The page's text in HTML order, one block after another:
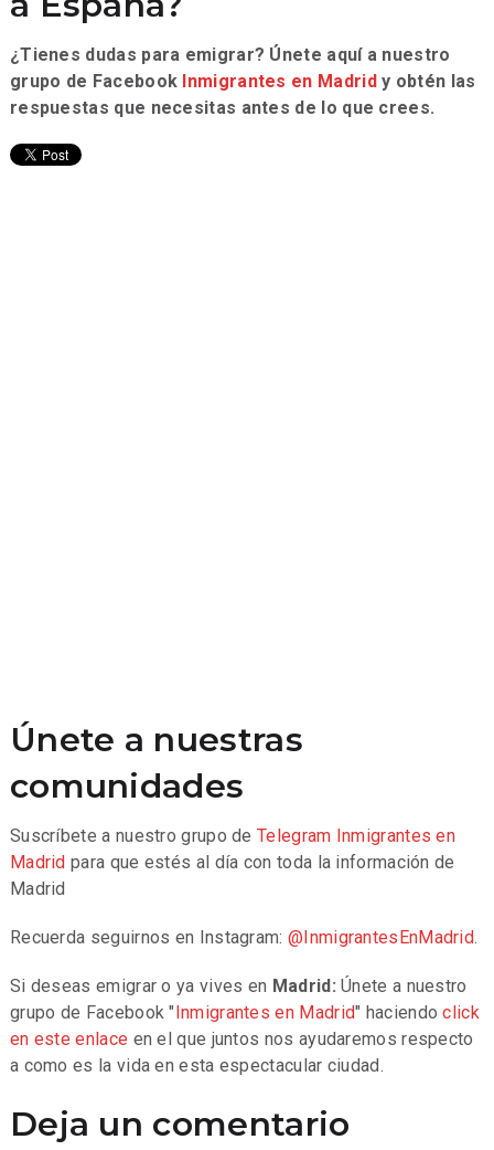
¿Tienes dudas para emigrar? Únete aquí a nuestro
grupo de Facebook Inmigrantes en Madridy obtén las
respuestas que necesitas antes de lo que crees.
Únete a nuestras
comunidades
Suscríbete a nuestro grupo deTelegram Inmigrantes en
Madrid para que estés al día con toda la información de
Madrid
Recuerda seguirnos en Instagram: @InmigrantesEnMadrid.
Si deseas emigrar o ya vives en Madrid:Únete a nuestro
grupo de Facebook "Inmigrantes en Madrid" haciendoclick
en este enlace en el que juntos nos ayudaremos respecto
a como es la vida en esta espectacular ciudad.
Deja un comentario